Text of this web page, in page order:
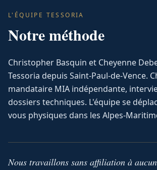
L'ÉQUIPE TESSORIA
Notre méthode
Christopher Basquin et Cheyenne
Tessoria depuis Saint-Paul-de-Vence.
mandataire MIA indépendante,
dossiers techniques. L'équipe se
vous physiques dans les Alpes-
Nous travaillons sans affiliation à